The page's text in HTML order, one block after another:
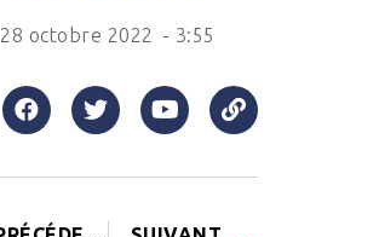
28 octobre 2022 - 3:55